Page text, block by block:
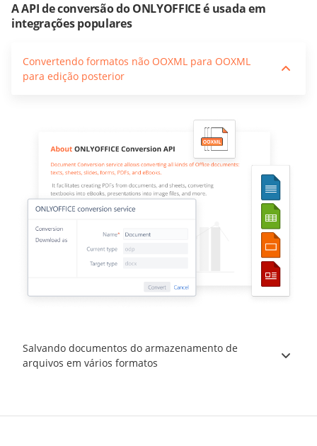
A API de conversão do ONLYOFFICE é usada em
integrações populares
Convertendo formatos não OOXML para OOXML
para edição posterior
Salvando documentos do armazenamento de
arquivos em vários formatos